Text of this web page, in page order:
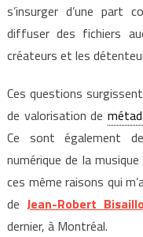
s’insurger d’une part
diffuser des fichiers
créateurs et les
Ces questions
de valorisation de
Ce sont également
numérique de la
ces même raisons qui
de Jean-Robert
dernier, à Montréal.